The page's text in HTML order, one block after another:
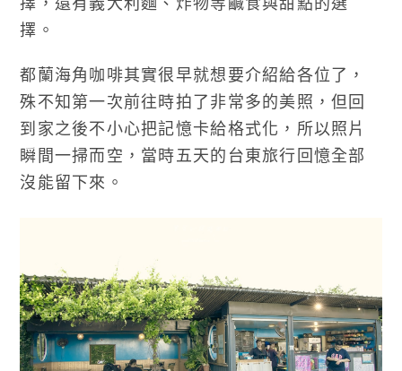
擇。
都蘭海角咖啡其實很早就想要介紹給各位了，
殊不知第一次前往時拍了非常多的美照，但回
到家之後不小心把記憶卡給格式化，所以照片
瞬間一掃而空，當時五天的台東旅行回憶全部
沒能留下來。